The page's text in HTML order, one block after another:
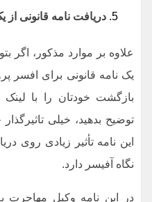
دریافت نامه قانونی از
علاوه بر موارد مذکور، اگر
یک نامه قانونی برای افسر
بازگشت خودتان را با لینک
توضیح بدهید، خیلی
این نامه تأثیر زیادی روی
نگاه آفیسر دارد.
در این نامه وکیل مهاجرت به